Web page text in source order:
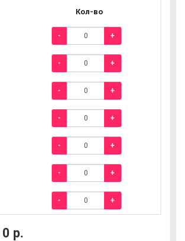
Кол-во
- +
- +
- +
- +
- +
- +
- +
0 р.